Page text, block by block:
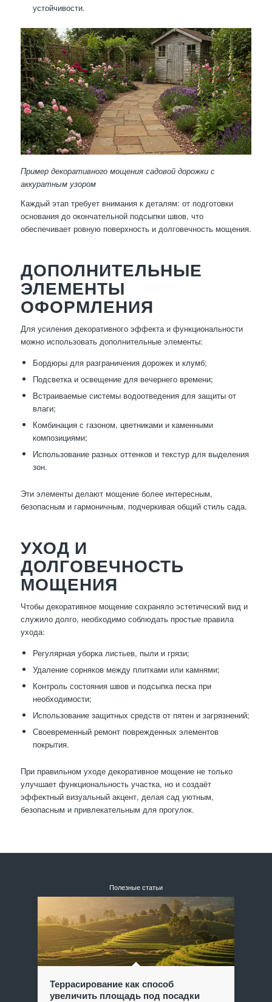
устойчивости.
Пример декоративного мощения садовой дорожки с
аккуратным узором
Каждый этап требует внимания к деталям: от подготовки
основания до окончательной подсыпки швов, что
обеспечивает ровную поверхность и долговечность мощения.
ДОПОЛНИТЕЛЬНЫЕ
ЭЛЕМЕНТЫ
ОФОРМЛЕНИЯ
Для усиления декоративного эффекта и функциональности
можно использовать дополнительные элементы:
Бордюры для разграничения дорожек и клумб;
Подсветка и освещение для вечернего времени;
Встраиваемые системы водоотведения для защиты от
влаги;
Комбинация с газоном, цветниками и каменными
композициями;
Использование разных оттенков и текстур для выделения
зон.
Эти элементы делают мощение более интересным,
безопасным и гармоничным, подчеркивая общий стиль сада.
УХОД И
ДОЛГОВЕЧНОСТЬ
МОЩЕНИЯ
Чтобы декоративное мощение сохраняло эстетический вид и
служило долго, необходимо соблюдать простые правила
ухода:
Регулярная уборка листьев, пыли и грязи;
Удаление сорняков между плитками или камнями;
Контроль состояния швов и подсыпка песка при
необходимости;
Использование защитных средств от пятен и загрязнений;
Своевременный ремонт поврежденных элементов
покрытия.
При правильном уходе декоративное мощение не только
улучшает функциональность участка, но и создаёт
эффектный визуальный акцент, делая сад уютным,
безопасным и привлекательным для прогулок.
Полезные статьи
Террасирование как способ
увеличить площадь под посадки